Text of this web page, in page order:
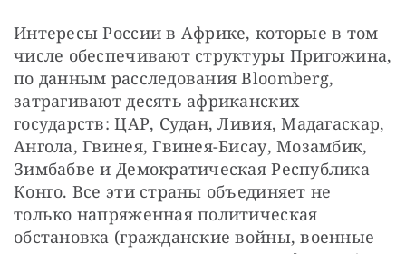
Интересы России в Африке, которые в том
числе обеспечивают структуры Пригожина,
по данным расследования Bloomberg,
затрагивают десять африканских
государств: ЦАР, Судан, Ливия, Мадагаскар,
Ангола, Гвинея, Гвинея-Бисау, Мозамбик,
Зимбабве и Демократическая Республика
Конго. Все эти страны объединяет не
только напряженная политическая
обстановка (гражданские войны, военные